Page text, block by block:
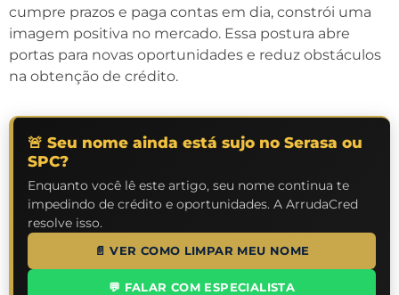
cumpre prazos e paga contas em dia, constrói uma
imagem positiva no mercado. Essa postura abre
portas para novas oportunidades e reduz obstáculos
na obtenção de crédito.
🚨 Seu nome ainda está sujo no Serasa ou
SPC?
Enquanto você lê este artigo, seu nome continua te
impedindo de crédito e oportunidades. A ArrudaCred
resolve isso.
📄 VER COMO LIMPAR MEU NOME
💬 FALAR COM ESPECIALISTA